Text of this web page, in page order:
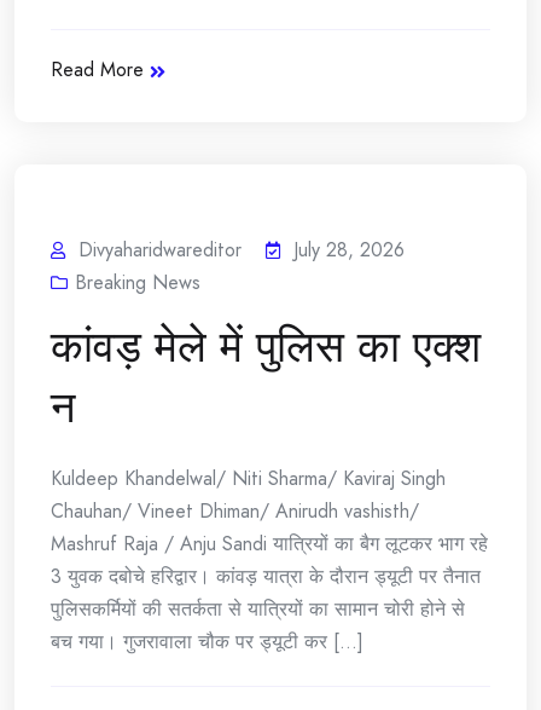
Read More
Divyaharidwareditor
July 28, 2026
Breaking News
कांवड़ मेले में पुलिस का एक्श
न
Kuldeep Khandelwal/ Niti Sharma/ Kaviraj Singh
Chauhan/ Vineet Dhiman/ Anirudh vashisth/
Mashruf Raja / Anju Sandi यात्रियों का बैग लूटकर भाग रहे
3 युवक दबोचे हरिद्वार। कांवड़ यात्रा के दौरान ड्यूटी पर तैनात
पुलिसकर्मियों की सतर्कता से यात्रियों का सामान चोरी होने से
बच गया। गुजरावाला चौक पर ड्यूटी कर [...]